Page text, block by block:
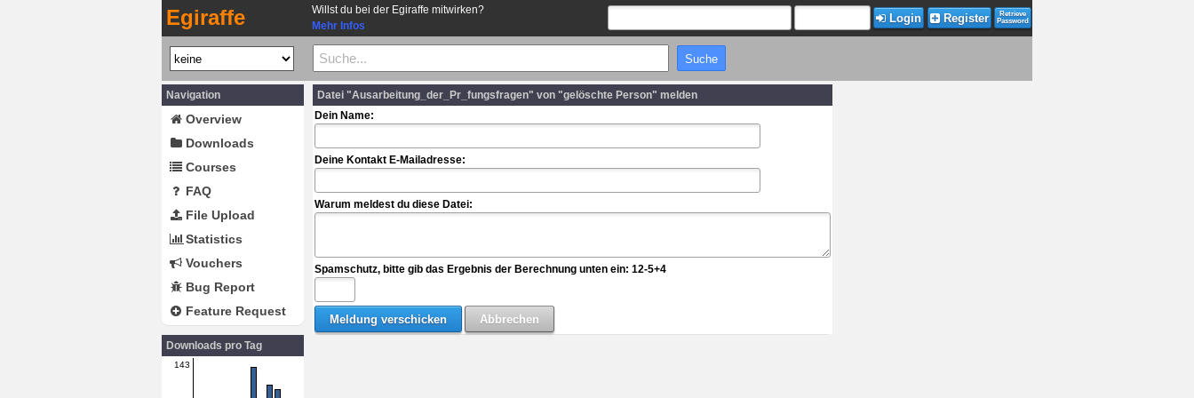
Egiraffe
Willst du bei der Egiraffe mitwirken?
Mehr Infos
Login Register
Retrieve
Password
Navigation
Overview
Downloads
Courses
FAQ
File Upload
Statistics
Vouchers
Bug Report
Feature Request
Downloads pro Tag
143
Datei "Ausarbeitung_der_Pr_fungsfragen" von "gelöschte Person" melden
Dein Name:
Deine Kontakt E-Mailadresse:
Warum meldest du diese Datei:
Spamschutz, bitte gib das Ergebnis der Berechnung unten ein: 12-5+4